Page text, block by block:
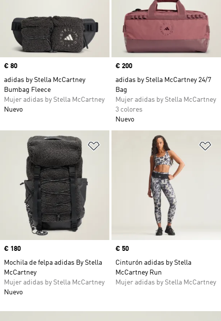
Precio
€ 80
adidas by Stella McCartney
Bumbag Fleece
Mujer adidas by Stella McCartney
Nuevo
Precio
€ 200
adidas by Stella McCartney 24/7
Bag
Mujer adidas by Stella McCartney
3 colores
Nuevo
Añadir a la lista de deseos
Precio
€ 180
Mochila de felpa adidas By Stella
McCartney
Mujer adidas by Stella McCartney
Nuevo
Precio
€ 50
Cinturón adidas by Stella
McCartney Run
Mujer adidas by Stella McCartney